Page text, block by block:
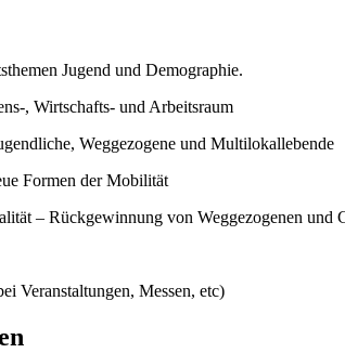
Jugend und Demographie.
, Wirtschafts- und Arbeitsraum
Weggezogene und Multilokallebende
Formen der Mobilität
– Rückgewinnung von Weggezogenen
Veranstaltungen, Messen, etc)